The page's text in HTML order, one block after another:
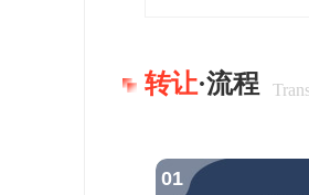
转让·流程